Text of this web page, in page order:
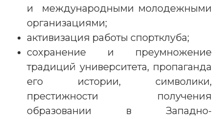
и международными молодежными
организациями;
активизация работы спортклуба;
сохранение и преумножение
традиций университета, пропаганда
его истории, символики,
престижности получения
образовании в Западно-